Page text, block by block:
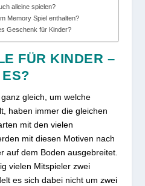
alleine spielen?
Memory Spiel enthalten?
Geschenk für Kinder?
FÜR KINDER –
gleich, um welche
haben immer die gleichen
mit den vielen
mit diesen Motiven nach
auf dem Boden ausgebreitet.
vielen Mitspieler zwei
es sich dabei nicht um zwei